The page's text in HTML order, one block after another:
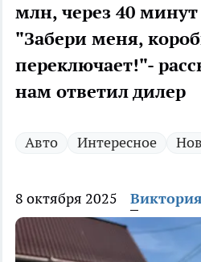
млн, через 40
"Забери меня,
переключает!"-
нам ответил дилер
Авто Интересное
8 октября 2025